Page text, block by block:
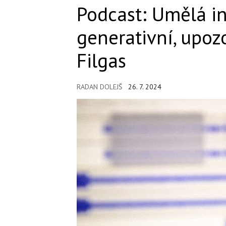
Podcast: Umělá
generativní,
Filgas
RADAN DOLEJŠ 26. 7. 2024